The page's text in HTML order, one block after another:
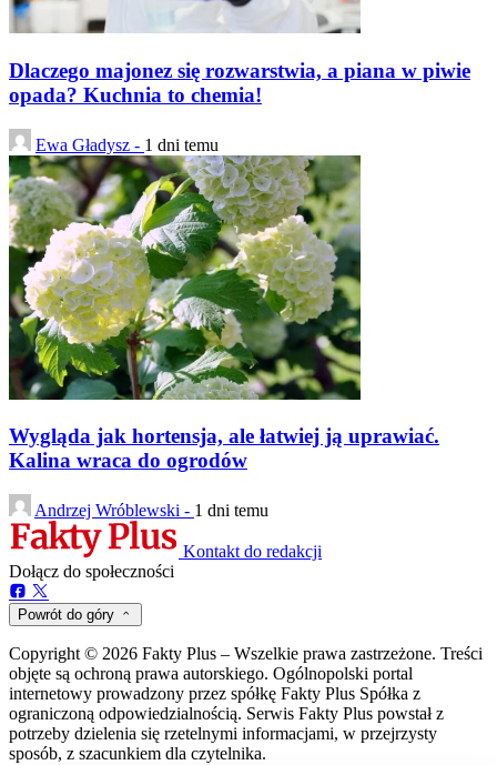
Dlaczego majonez się rozwarstwia, a piana w piwie
opada? Kuchnia to chemia!
Ewa Gładysz - 1 dni temu
Wygląda jak hortensja, ale łatwiej ją uprawiać.
Kalina wraca do ogrodów
Andrzej Wróblewski - 1 dni temu
Kontakt do redakcji
Dołącz do społeczności
Powrót do góry
Copyright © 2026 Fakty Plus – Wszelkie prawa zastrzeżone. Treści
objęte są ochroną prawa autorskiego. Ogólnopolski portal
internetowy prowadzony przez spółkę Fakty Plus Spółka z
ograniczoną odpowiedzialnością. Serwis Fakty Plus powstał z
potrzeby dzielenia się rzetelnymi informacjami, w przejrzysty
sposób, z szacunkiem dla czytelnika.